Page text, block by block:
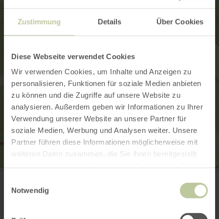
Zustimmung Details Über Cookies
Diese Webseite verwendet Cookies
Wir verwenden Cookies, um Inhalte und Anzeigen zu
personalisieren, Funktionen für soziale Medien anbieten
zu können und die Zugriffe auf unsere Website zu
analysieren. Außerdem geben wir Informationen zu Ihrer
Verwendung unserer Website an unsere Partner für
soziale Medien, Werbung und Analysen weiter. Unsere
Partner führen diese Informationen möglicherweise mit
weiteren Daten zusammen, die Sie ihnen bereitgestellt
Notwendig
54550 Daun